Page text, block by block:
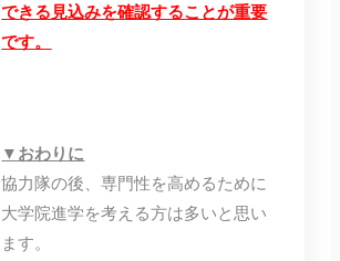
できる見込みを確認することが重要
です。
▼おわりに
協力隊の後、専門性を高めるために
大学院進学を考える方は多いと思い
ます。